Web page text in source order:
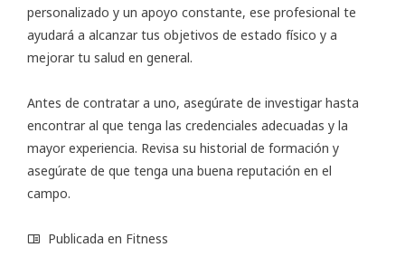
personalizado y un apoyo constante, ese profesional te
ayudará a alcanzar tus objetivos de estado físico y a
mejorar tu salud en general.
Antes de contratar a uno, asegúrate de investigar hasta
encontrar al que tenga las credenciales adecuadas y la
mayor experiencia. Revisa su historial de formación y
asegúrate de que tenga una buena reputación en el
campo.
Publicada en Fitness